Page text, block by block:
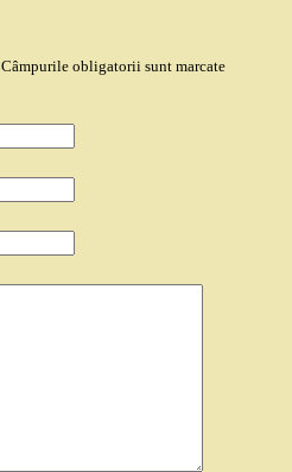
Câmpurile obligatorii sunt marcate